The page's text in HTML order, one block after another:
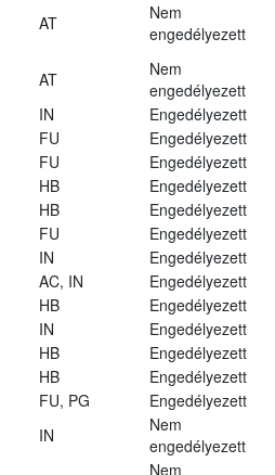
AT
Nem
engedélyezett
AT
Nem
engedélyezett
IN
Engedélyezett
FU
Engedélyezett
FU
Engedélyezett
HB
Engedélyezett
HB
Engedélyezett
FU
Engedélyezett
IN
Engedélyezett
AC, IN
Engedélyezett
HB
Engedélyezett
IN
Engedélyezett
HB
Engedélyezett
HB
Engedélyezett
FU, PG
Engedélyezett
IN
Nem
engedélyezett
Nem